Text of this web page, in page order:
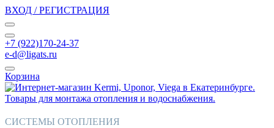
ВХОД / РЕГИСТРАЦИЯ
+7 (922)170-24-37
e-d@ligats.ru
Корзина
СИСТЕМЫ ОТОПЛЕНИЯ